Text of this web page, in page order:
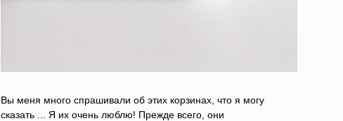
Вы меня много спрашивали об этих корзинах, что я могу
сказать ... Я их очень люблю! Прежде всего, они